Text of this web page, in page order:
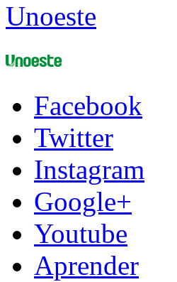
Unoeste
Facebook
Twitter
Instagram
Google+
Youtube
Aprender